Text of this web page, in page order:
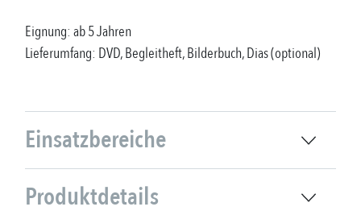
Eignung: ab 5 Jahren
Lieferumfang: DVD, Begleitheft, Bilderbuch, Dias (optional)
Einsatzbereiche
Produktdetails